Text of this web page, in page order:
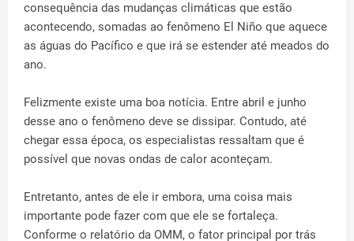
consequência das mudanças climáticas que estão
acontecendo, somadas ao fenômeno El Niño que aquece
as águas do Pacífico e que irá se estender até meados do
ano.
Felizmente existe uma boa notícia. Entre abril e junho
desse ano o fenômeno deve se dissipar. Contudo, até
chegar essa época, os especialistas ressaltam que é
possível que novas ondas de calor aconteçam.
Entretanto, antes de ele ir embora, uma coisa mais
importante pode fazer com que ele se fortaleça.
Conforme o relatório da OMM, o fator principal por trás